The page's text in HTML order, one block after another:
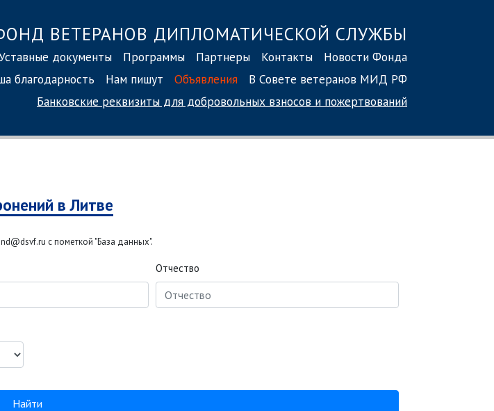
ВЕТЕРАНОВ ДИПЛОМАТИЧЕСКОЙ СЛУЖБЫ
документы Программы Партнеры Контакты
Новости Фонда
благодарность
Нам пишут Объявления
В Совете ветеранов МИД РФ
Банковские реквизиты для добровольных взносов и пожертвований
в Литве
с пометкой "База данных".
Отчество
Найти